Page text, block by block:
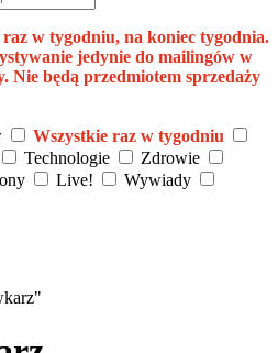
raz w tygodniu, na koniec tygodnia.
jedynie do mailingów w
Nie będą przedmiotem sprzedaży
Wszystkie raz w tygodniu
Technologie
Zdrowie
Live!
Wywiady